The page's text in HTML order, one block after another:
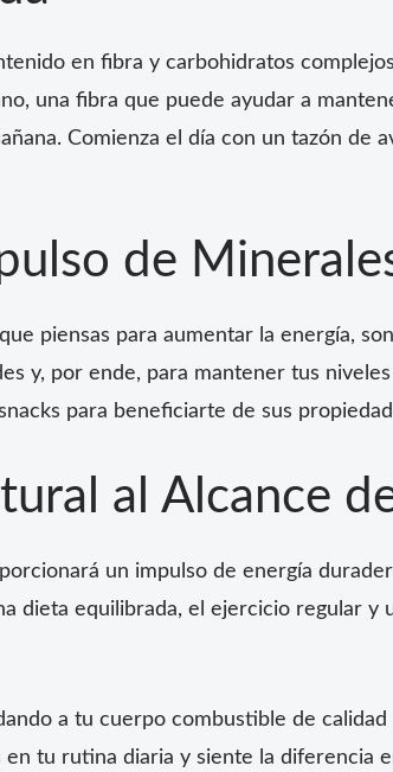
en fibra y carbohidratos
una fibra que puede ayudar a
Comienza el día con un tazón de
de
piensas para aumentar la energía,
y, por ende, para mantener tus
para beneficiarte de sus
al Alcance
un impulso de energía
dieta equilibrada, el ejercicio regular y
a tu cuerpo combustible de
tu rutina diaria y siente la diferencia